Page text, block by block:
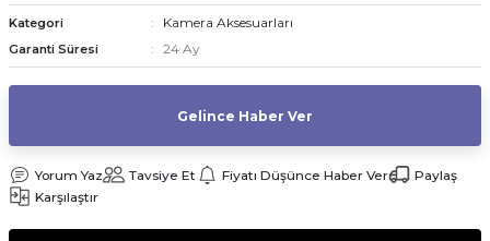
Makinesi
Kategori Kamera Aksesuarları
Garanti Süresi 24 Ay
Gelince Haber Ver
Yorum Yaz Tavsiye Et Fiyatı Düşünce Haber Ver
Paylaş
Karşılaştır